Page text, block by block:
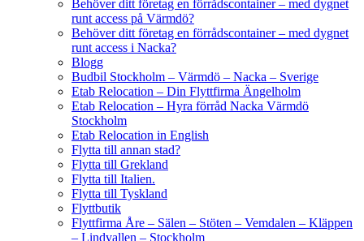
Behöver ditt företag en förrådscontainer – med dygnet
runt access på Värmdö?
Behöver ditt företag en förrådscontainer – med dygnet
runt access i Nacka?
Blogg
Budbil Stockholm – Värmdö – Nacka – Sverige
Etab Relocation – Din Flyttfirma Ängelholm
Etab Relocation – Hyra förråd Nacka Värmdö
Stockholm
Etab Relocation in English
Flytta till annan stad?
Flytta till Grekland
Flytta till Italien.
Flytta till Tyskland
Flyttbutik
Flyttfirma Åre – Sälen – Stöten – Vemdalen – Kläppen
– Lindvallen – Stockholm